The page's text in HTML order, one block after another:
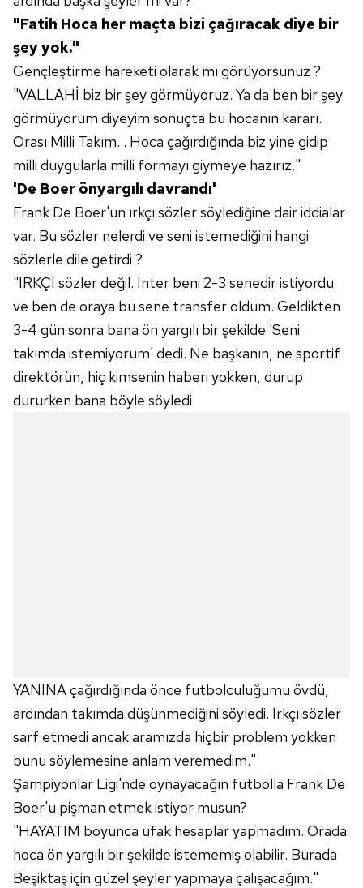
"Fatih Hoca her maçta bizi çağıracak diye bir
şey yok."
Gençleştirme hareketi olarak mı görüyorsunuz ?
"VALLAHİ biz bir şey görmüyoruz. Ya da ben bir şey
görmüyorum diyeyim sonuçta bu hocanın kararı.
Orası Milli Takım... Hoca çağırdığında biz yine gidip
milli duygularla milli formayı giymeye hazırız."
'De Boer önyargılı davrandı'
Frank De Boer'un ırkçı sözler söylediğine dair iddialar
var. Bu sözler nelerdi ve seni istemediğini hangi
sözlerle dile getirdi ?
"IRKÇI sözler değil. Inter beni 2-3 senedir istiyordu
ve ben de oraya bu sene transfer oldum. Geldikten
3-4 gün sonra bana ön yargılı bir şekilde 'Seni
takımda istemiyorum' dedi. Ne başkanın, ne sportif
direktörün, hiç kimsenin haberi yokken, durup
dururken bana böyle söyledi.
YANINA çağırdığında önce futbolculuğumu övdü,
ardından takımda düşünmediğini söyledi. Irkçı sözler
sarf etmedi ancak aramızda hiçbir problem yokken
bunu söylemesine anlam veremedim."
Şampiyonlar Ligi'nde oynayacağın futbolla Frank De
Boer'u pişman etmek istiyor musun?
"HAYATIM boyunca ufak hesaplar yapmadım. Orada
hoca ön yargılı bir şekilde istememiş olabilir. Burada
Beşiktaş için güzel şeyler yapmaya çalışacağım."